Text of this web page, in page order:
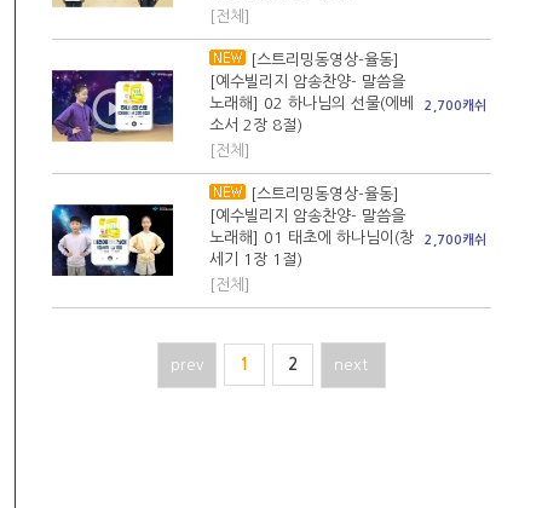
[전체]
[스트리밍동영상-율동]
[예수빌리지 암송찬양- 말씀을
노래해] 02 하나님의 선물(에베
소서 2장 8절)
[전체]
2,700캐쉬
[스트리밍동영상-율동]
[예수빌리지 암송찬양- 말씀을
노래해] 01 태초에 하나님이(창
세기 1장 1절)
[전체]
2,700캐쉬
prev 1 2 next